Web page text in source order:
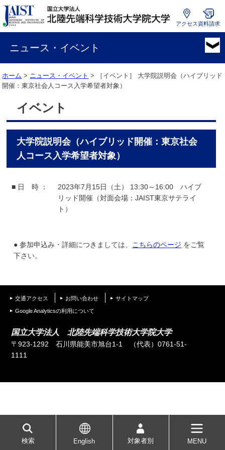
国
学
法
人
先
端
アクセス 資料請求
検索 English 対象者別 MENU
ニュース・イベント
ホーム > ニュース・イベント > ［イベント］ 大学院説明会（ハイブリッド
開催：東京社会人コース入学希望者対象）
イベント
大学院説明会（ハイブリッド開催：東京社会
人コース入学希望者対象）
■ 日 時 ：
2023年7月15日（土） 13:30～16:00 ハイブ
リッド開催（対面会場：JAIST東京サテライ
ト）
● 参加申込み・詳細につきましては、 こちらのページ をご覧
下さい。
交通アクセス お問い合わせ サイトマップ
Google Analyticsの利用について
国立大学法人 北陸先端科学技術大学院大学
〒923-1292 石川県能美市旭台1-1
（代表）0761-51-
1111